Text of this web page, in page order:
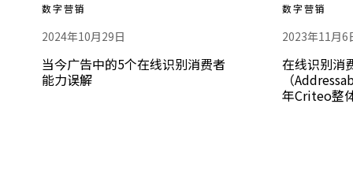
数字营销
2024年10月29日
当今广告中的5个在线识别消费者
能力误解
数字营销
2023年11月6
在线识别消
（
年Criteo整